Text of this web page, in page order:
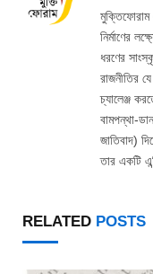
মুক্তিফোরাম
নির্মাণের
ধরণের
রাজনীতির
চ্যালেঞ্জ
বামপন্থা-
জাতিবাদ)
তার একটি
RELATED POSTS